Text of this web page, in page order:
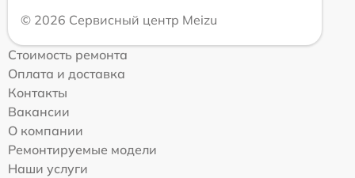
© 2026 Сервисный центр Meizu
Стоимость ремонта
Оплата и доставка
Контакты
Вакансии
О компании
Ремонтируемые модели
Наши услуги